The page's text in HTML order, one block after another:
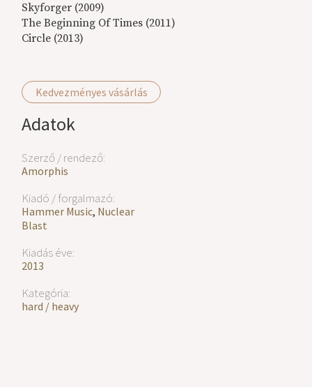
Kedvezményes vásárlás
Adatok
Szerző / rendező:
Amorphis
Kiadó / forgalmazó:
Hammer Music, Nuclear
Blast
Kiadás éve:
2013
Kategória:
hard / heavy
Skyforger (2009)
The Beginning Of Times (2011)
Circle (2013)